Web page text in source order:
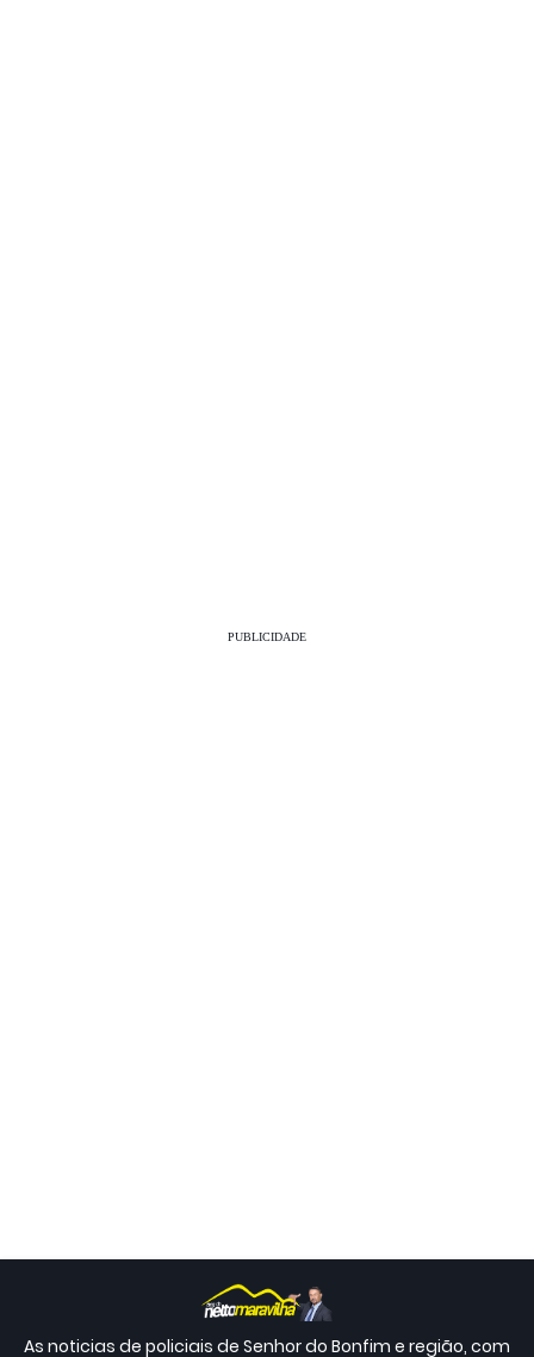
PUBLICIDADE
As noticias de policiais de Senhor do Bonfim e região, com